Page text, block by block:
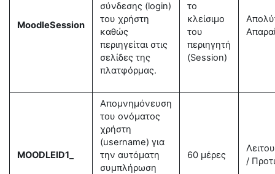
MoodleSession
σύνδεσης (login)
του χρήστη
καθώς
περιηγείται στις
σελίδες της
πλατφόρμας.
το
κλείσιμο
του
περιηγητή
(Session)
MOODLEID1_
Απομνημόνευση
του ονόματος
χρήστη
(username) για
την αυτόματη
συμπλήρωση
60 μέρες
/